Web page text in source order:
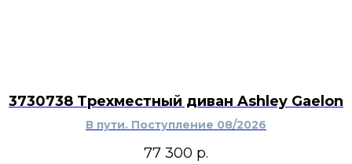
3730738 Трехместный диван Ashley Gaelon
В пути. Поступление 08/2026
77 300 р.